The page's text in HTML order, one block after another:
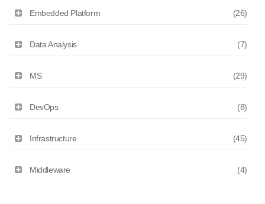
Embedded Platform (26)
Data Analysis (7)
MS (29)
DevOps (8)
Infrastructure (45)
Middleware (4)